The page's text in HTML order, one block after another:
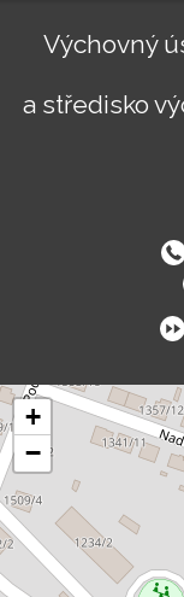
Výchovný
a středisko
+
−